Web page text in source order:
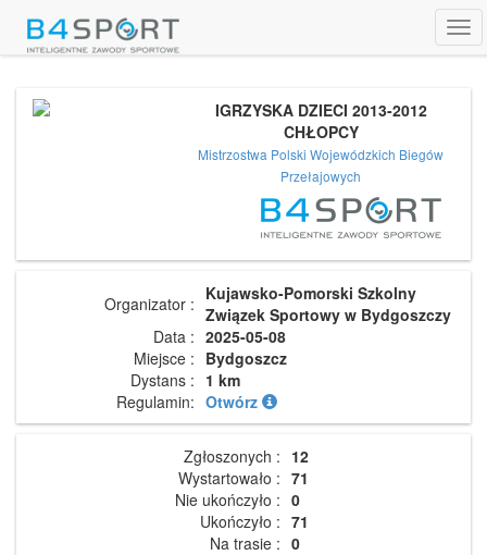
IGRZYSKA DZIECI 2013-2012
CHŁOPCY
Mistrzostwa Polski Wojewódzkich Biegów
Przełajowych
Organizator : Kujawsko-Pomorski Szkolny
Związek Sportowy w Bydgoszczy
Data : 2025-05-08
Miejsce : Bydgoszcz
Dystans : 1 km
Regulamin: Otwórz
Zgłoszonych : 12
Wystartowało : 71
Nie ukończyło : 0
Ukończyło : 71
Na trasie : 0